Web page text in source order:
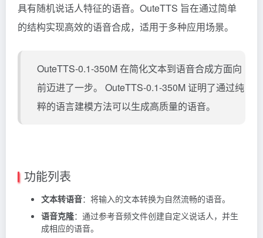
具有随机说话人特征的语音。OuteTTS 旨在通过简单
的结构实现高效的语音合成，适用于多种应用场景。
OuteTTS-0.1-350M 在简化文本到语音合成方面向
前迈进了一步。 OuteTTS-0.1-350M 证明了通过纯
粹的语言建模方法可以生成高质量的语音。
功能列表
文本转语音：将输入的文本转换为自然流畅的语音。
语音克隆：通过参考音频文件创建自定义说话人，并生
成相应的语音。